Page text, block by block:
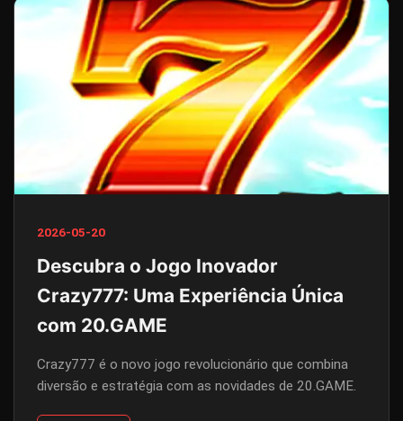
2026-05-20
Descubra o Jogo Inovador
Crazy777: Uma Experiência Única
com 20.GAME
Crazy777 é o novo jogo revolucionário que combina
diversão e estratégia com as novidades de 20.GAME.